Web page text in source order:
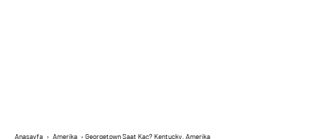
Anasayfa › Amerika › Georgetown Saat Kaç? Kentucky, Amerika